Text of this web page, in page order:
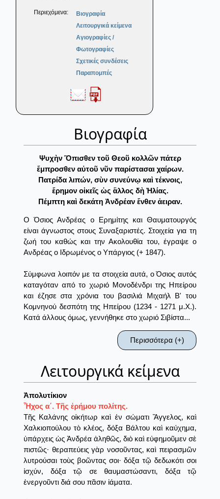
Περιεχόμενα:
Βιογραφία
Λειτουργικά κείμενα
Αγιογραφίες /
Φωτογραφίες
Σχετικές συνδέσεις
Παραπομπές
Βιογραφία
Ψυχὴν Ὄπισθεν τοῦ Θεοῦ κολλῶν πάτερ
ἔμπροσθεν αὐτοῦ νῦν παρίστασαι χαίρων.
Πατρίδα λιπών, σὺν συνεύνῳ καὶ τέκνοις,
ἔρημον οἰκεῖς ὡς ἃλλος δὴ Ἠλίας.
Πέμπτη καὶ δεκάτη Ἀνδρέαν ἔνθεν ἀειραν.
Ο Όσιος Ανδρέας ο Ερημίτης και Θαυματουργός
είναι άγνωστος στους Συναξαριστές. Στοιχεία για τη
ζωή του καθώς και την Ακολουθία του, έγραψε ο
Ανδρέας ο Ιδρωμένος ο Υπάργιος (+ 1847).
Σύμφωνα λοιπόν με τα στοιχεία αυτά, ο Όσιος αυτός
καταγόταν από το χωριό Μονοδένδρι της Ηπείρου
και έζησε στα χρόνια του βασιλιά Μιχαήλ Β' του
Κομνηνού δεσπότη της Ηπείρου (1234 - 1271 μ.Χ.).
Κατά άλλους όμως, γεννήθηκε στο χωριό Σιβίστα...
Περισσότερα (+)
Λειτουργικά κείμενα
Ἀπολυτίκιον
Ἦχος α΄. Τῆς ἐρήμου πολίτης.
Τῆς Καλάνης οἰκήτωρ καὶ ἐν σώματι Ἄγγελος, καὶ
Χαλκιοπούλου τὸ κλέος, δόξα Βάλτου καὶ καύχημα,
ὑπάρχεις ὡς Ἀνδρέα ἀληθῶς, διὸ καὶ εὐφημοῦμεν σὲ
πιστῶς· θεραπεύεις γὰρ νοσοῦντας, καὶ πειρασμῶν
λυτρούσαι τοὺς βοῶντας σοι· δόξα τῷ δεδωκότι σοι
ἰσχύν, δόξα τῷ σε θαυμαστώσαντι, δόξα τῷ
ἐνεργοῦντι διά σου πᾶσιν ἰάματα.